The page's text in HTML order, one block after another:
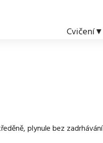
Cvičení
plynule bez zadrhávání